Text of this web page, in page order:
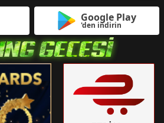
Google Play
'den indirin